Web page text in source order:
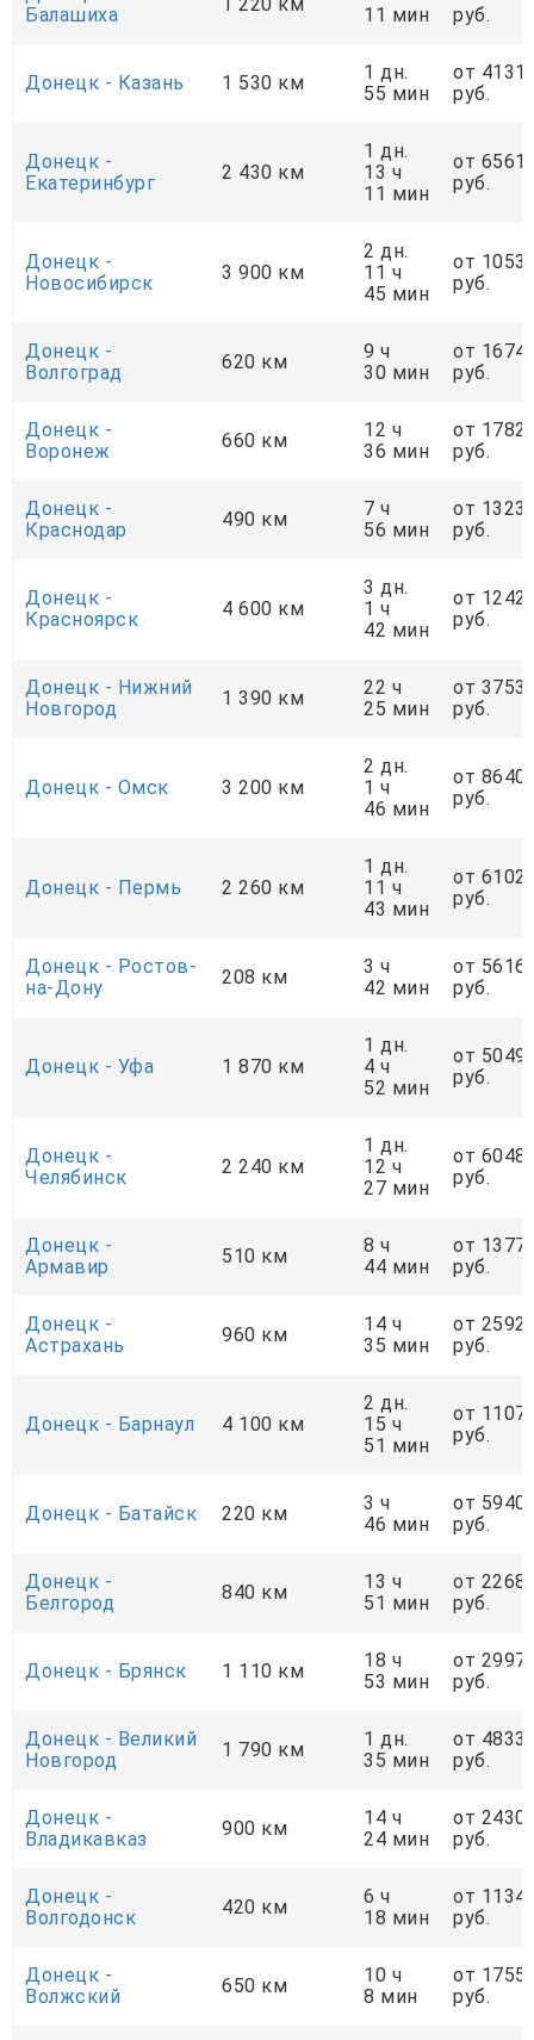
Балашиха
11 мин
руб.
Донецк - Казань 1 530 км
1 дн.
55 мин
от
руб.
Донецк -
Екатеринбург
2 430 км
1 дн.
13 ч
11 мин
от
руб.
Донецк -
Новосибирск
3 900 км
2 дн.
11 ч
45 мин
от
руб.
Донецк -
Волгоград
620 км
9 ч
30 мин
от
руб.
Донецк -
Воронеж
660 км
12 ч
36 мин
от
руб.
Донецк -
Краснодар
490 км
7 ч
56 мин
от
руб.
Донецк -
Красноярск
4 600 км
3 дн.
1 ч
42 мин
от
руб.
Донецк - Нижний
Новгород
1 390 км
22 ч
25 мин
от
руб.
Донецк - Омск 3 200 км
2 дн.
1 ч
46 мин
от
руб.
Донецк - Пермь 2 260 км
1 дн.
11 ч
43 мин
от
руб.
Донецк - Ростов-
на-Дону
208 км
3 ч
42 мин
от 5616
руб.
Донецк - Уфа 1 870 км
1 дн.
4 ч
52 мин
от
руб.
Донецк -
Челябинск
2 240 км
1 дн.
12 ч
27 мин
от
руб.
Донецк -
Армавир
510 км
8 ч
44 мин
от
руб.
Донецк -
Астрахань
960 км
14 ч
35 мин
от
руб.
Донецк - Барнаул 4 100 км
2 дн.
15 ч
51 мин
от
руб.
Донецк - Батайск 220 км
3 ч
46 мин
от 5940
руб.
Донецк -
Белгород
840 км
13 ч
51 мин
от
руб.
Донецк - Брянск 1 110 км
18 ч
53 мин
от
руб.
Донецк - Великий
Новгород
1 790 км
1 дн.
35 мин
от
руб.
Донецк -
Владикавказ
900 км
14 ч
24 мин
от
руб.
Донецк -
Волгодонск
420 км
6 ч
18 мин
от
руб.
Донецк -
Волжский
650 км
10 ч
8 мин
от
руб.